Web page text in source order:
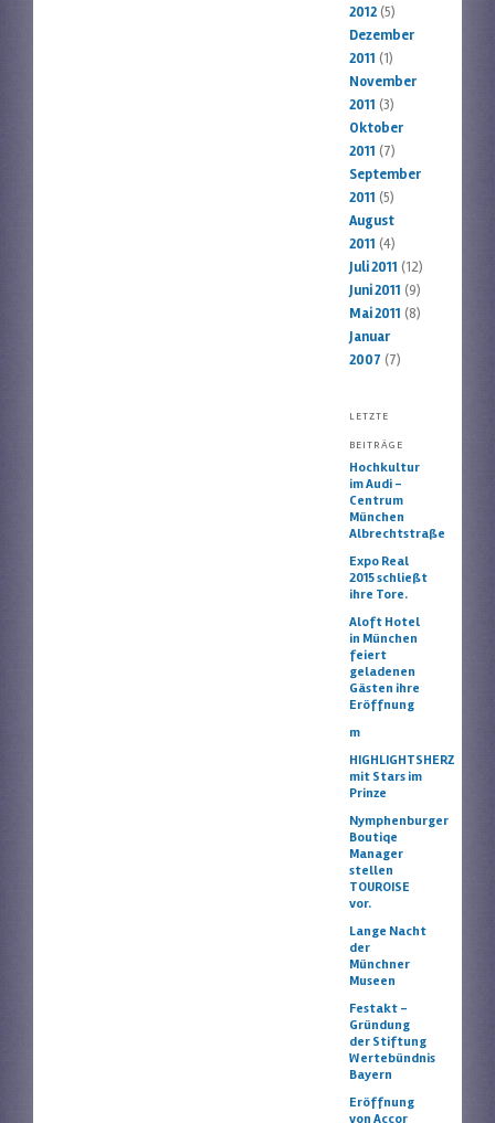
2012(5)
Dezember
2011 (1)
November
2011 (3)
Oktober
2011 (7)
September
2011 (5)
August
2011 (4)
Juli 2011 (12)
Juni 2011 (9)
Mai 2011 (8)
Januar
2007 (7)
LETZTE
BEITRÄGE
Hochkultur
im Audi –
Centrum
München
Albrechtstraße
Expo Real
2015 schließt
ihre Tore.
Aloft Hotel
in München
feiert
geladenen
Gästen ihre
Eröffnung
m
HIGHLIGHTSHERZ
mit Stars im
Prinze
Nymphenburger
Boutiqe
Manager
stellen
TOUROISE
vor.
Lange Nacht
der
Münchner
Museen
Festakt –
Gründung
der Stiftung
Wertebündnis
Bayern
Eröffnung
von Accor